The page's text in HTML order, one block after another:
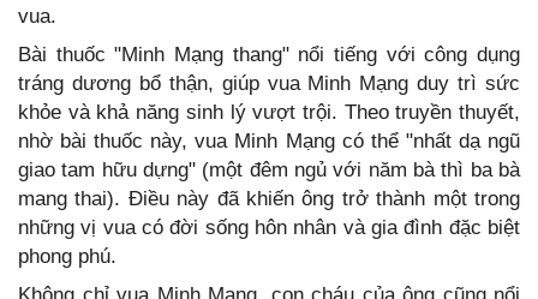
vua.
Bài thuốc "Minh Mạng thang" nổi tiếng với công dụng
tráng dương bổ thận, giúp vua Minh Mạng duy trì sức
khỏe và khả năng sinh lý vượt trội. Theo truyền thuyết,
nhờ bài thuốc này, vua Minh Mạng có thể "nhất dạ ngũ
giao tam hữu dựng" (một đêm ngủ với năm bà thì ba bà
mang thai). Điều này đã khiến ông trở thành một trong
những vị vua có đời sống hôn nhân và gia đình đặc biệt
phong phú.